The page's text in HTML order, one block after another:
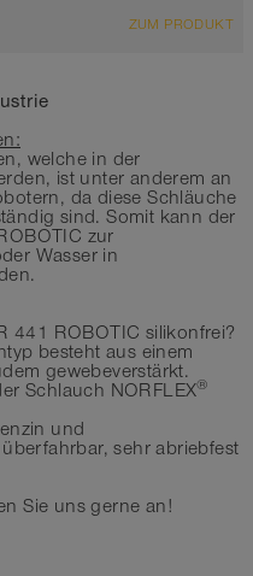
ZUM PRODUKT
welche in der
ist unter anderem an
da diese Schläuche
sind. Somit kann der
zur
Wasser in
441 ROBOTIC silikonfrei?
besteht aus einem
gewebeverstärkt.
Schlauch NORFLEX®
und
sehr abriebfest
Sie uns gerne an!